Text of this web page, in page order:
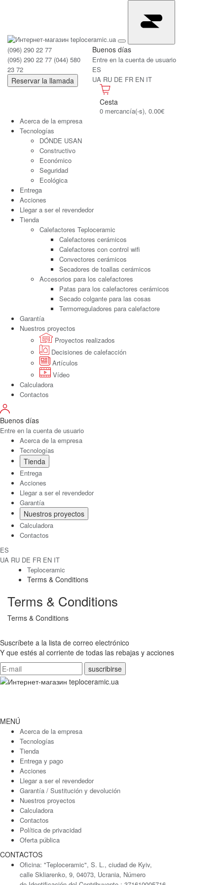
(096) 290 22 77
(095) 290 22 77 (044) 580
23 72
Reservar la llamada
Buenos días
Entre en la cuenta de usuario
ES
UA RU DE FR EN IT
Cesta
0 mercancía(-s), 0.00€
Acerca de la empresa
Tecnologías
DÓNDE USAN
Constructivo
Económico
Seguridad
Ecológica
Entrega
Acciones
Llegar a ser el revendedor
Tienda
Calefactores Teploceramic
Calefactores cerámicos
Calefactores con control wifi
Convectores cerámicos
Secadores de toallas cerámicos
Accesorios para los calefactores
Patas para los calefactores cerámicos
Secado colgante para las cosas
Termorreguladores para calefactore
Garantía
Nuestros proyectos
Proyectos realizados
Decisiones de calefacción
Artículos
Vídeo
Calculadora
Contactos
Buenos días
Entre en la cuenta de usuario
Acerca de la empresa
Tecnologías
Tienda
Entrega
Acciones
Llegar a ser el revendedor
Garantía
Nuestros proyectos
Calculadora
Contactos
ES
UA RU DE FR EN IT
Teploceramic
Terms & Conditions
Terms & Conditions
Terms & Conditions
Suscríbete a la lista de correo electrónico
Y que estés al corriente de todas las rebajas y acciones
MENÚ
Acerca de la empresa
Tecnologías
Tienda
Entrega y pago
Acciones
Llegar a ser el revendedor
Garantía / Sustitución y devolución
Nuestros proyectos
Calculadora
Contactos
Política de privacidad
Oferta pública
CONTACTOS
Oficina: "Teploceramic", S. L., ciudad de Kyiv,
calle Skliarenko, 9, 04073, Ucrania, Número